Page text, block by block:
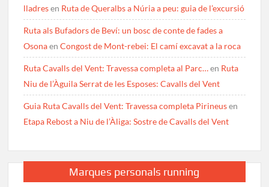
lladresen Ruta de Queralbs a Núria a peu: guia de l’excursió
Ruta als Bufadors de Beví: un bosc de conte de fades a
OsonaenCongost de Mont-rebei: El camí excavat a la roca
Ruta Cavalls del Vent: Travessa completa al Parc…en Ruta
Niu de l’Àguila Serrat de les Esposes: Cavalls del Vent
Guia Ruta Cavalls del Vent: Travessa completa Pirineusen
Etapa Rebost a Niu de l’Àliga: Sostre de Cavalls del Vent
Marques personals running